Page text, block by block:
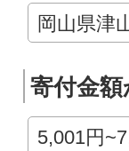
岡山県津
寄付金
5,001円